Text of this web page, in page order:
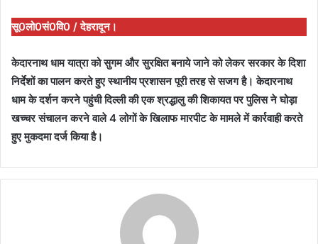
सू0लो0सं0वि0 / देहरादून।
केदारनाथ धाम यात्रा को सुगम और सुरक्षित बनाये जाने को लेकर सरकार के दिशा
निर्देशों का पालन करते हुए स्थानीय प्रशासन पूरी तरह से सजग है। केदारनाथ
धाम के दर्शन करने पहुंची दिल्ली की एक श्रद्धालु की शिकायत पर पुलिस ने घोड़ा
खच्चर संचालन करने वाले 4 लोगों के खिलाफ मारपीट के मामले में कार्रवाही करते
हुए मुकदमा दर्ज किया है।